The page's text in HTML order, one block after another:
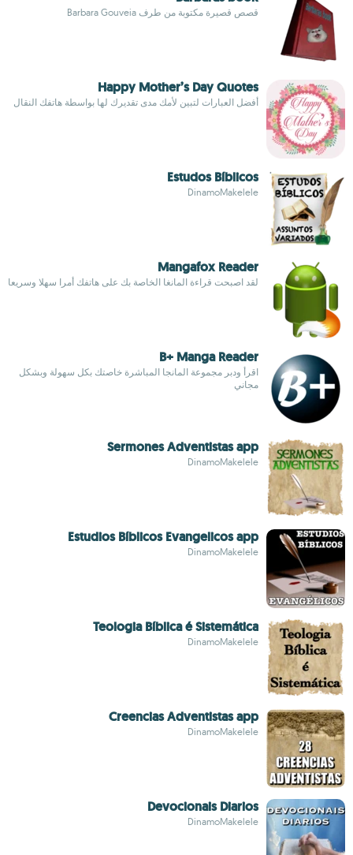
قصص قصيرة مكتوبة من طرف Barbara Gouveia
Happy Mother’s Day Quotes
أفضل العبارات لتبين لأمك مدى تقديرك لها بواسطة هاتفك النقال
Estudos Bíblicos
DinamoMakelele
Mangafox Reader
لقد اصبحت قراءة المانغا الخاصة بك على هاتفك أمرا سهلا وسريعا
B+ Manga Reader
اقرأ ودبر مجموعة المانجا المباشرة خاصتك بكل سهولة وبشكل
مجاني
Sermones Adventistas app
DinamoMakelele
Estudios Bíblicos Evangelicos app
DinamoMakelele
Teologia Bíblica é Sistemática
DinamoMakelele
Creencias Adventistas app
DinamoMakelele
Devocionais Diarios
DinamoMakelele